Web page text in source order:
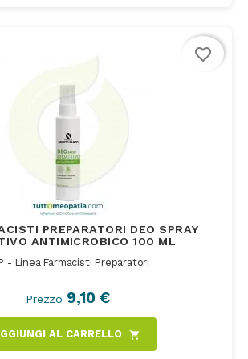
PREPARATORI DEO SPRAY
ANTIMICROBICO 100 ML
- Linea Farmacisti Preparatori
Prezzo 9,10 €
AL CARRELLO shopping_cart
favorite_border